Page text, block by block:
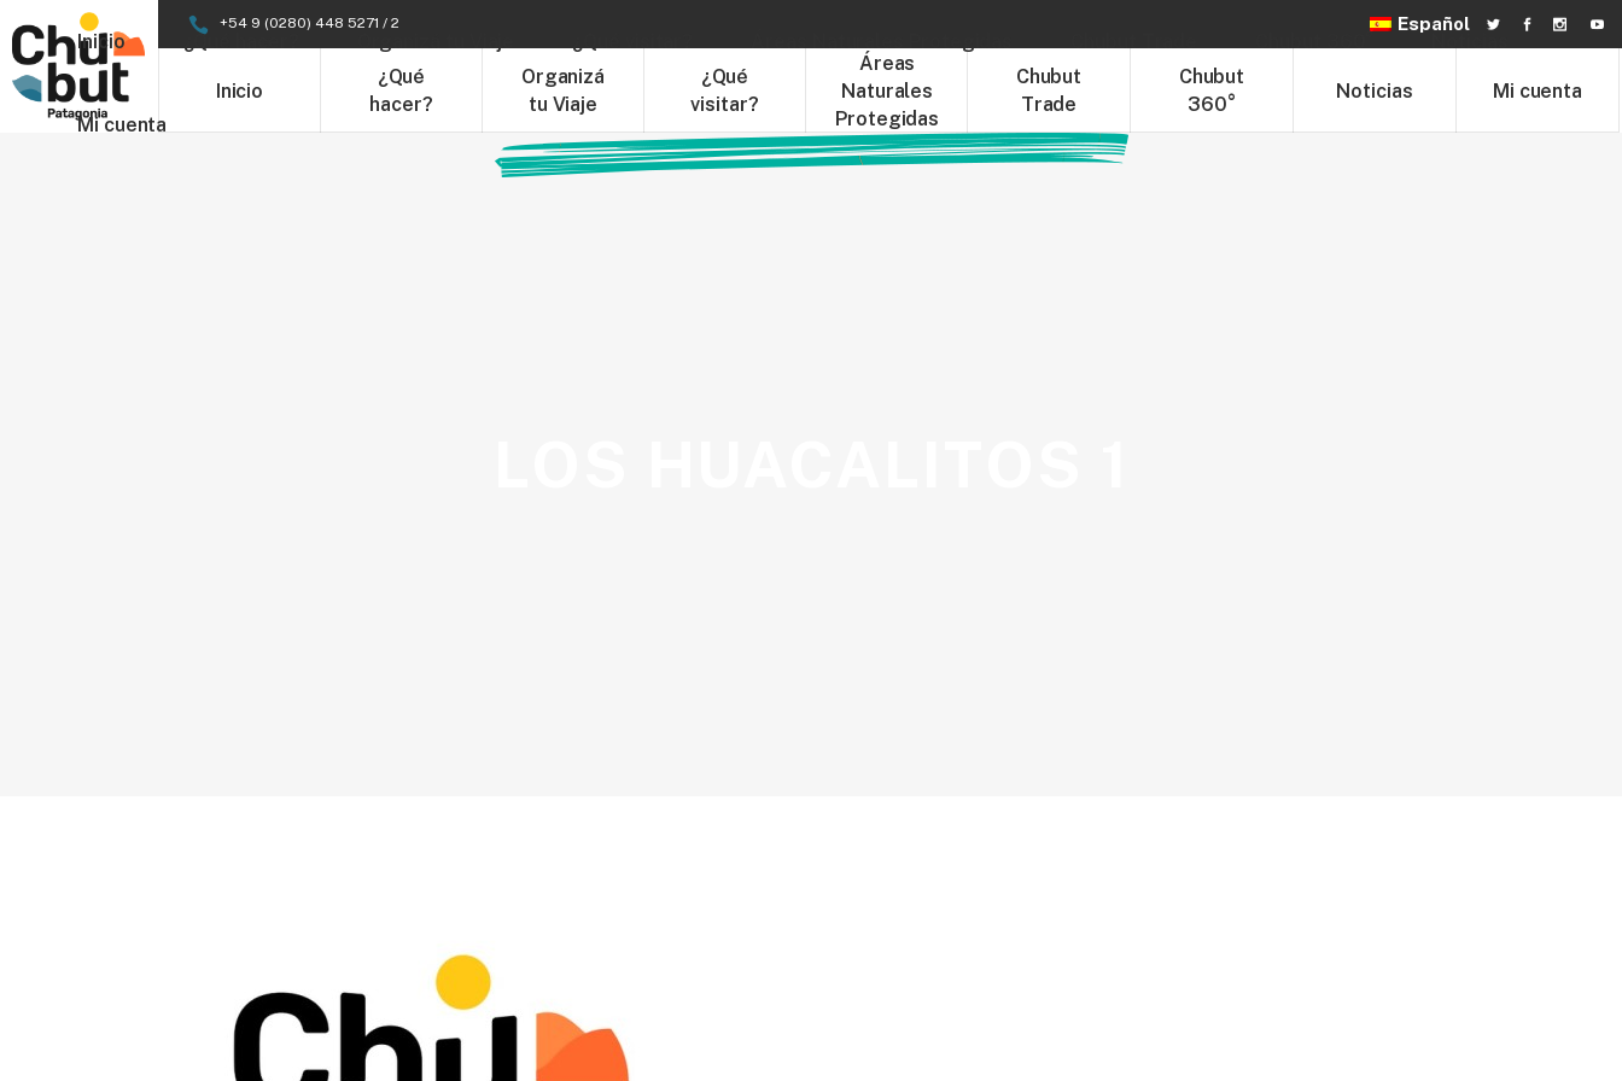
+54 9 (0280) 448 5271 / 2 Español
Inicio
¿Qué
hacer?
Organizá
tu Viaje
¿Qué
visitar?
Áreas
Naturales
Protegidas
Chubut
Trade
Chubut
360°
Noticias Mi cuenta
Inicio ¿Qué hacer?
Mi cuenta